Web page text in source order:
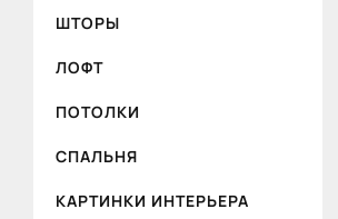
ШТОРЫ
ЛОФТ
ПОТОЛКИ
СПАЛЬНЯ
КАРТИНКИ ИНТЕРЬЕРА